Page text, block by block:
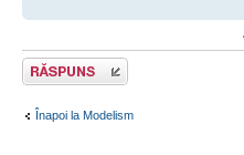
Răspunde
Înapoi la Modelism